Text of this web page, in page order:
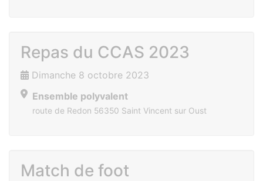
Repas du CCAS 2023
Dimanche 8 octobre 2023
Ensemble polyvalent
route de Redon 56350 Saint Vincent sur Oust
Match de foot